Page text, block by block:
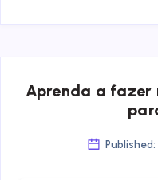
Aprenda a fazer
Published: